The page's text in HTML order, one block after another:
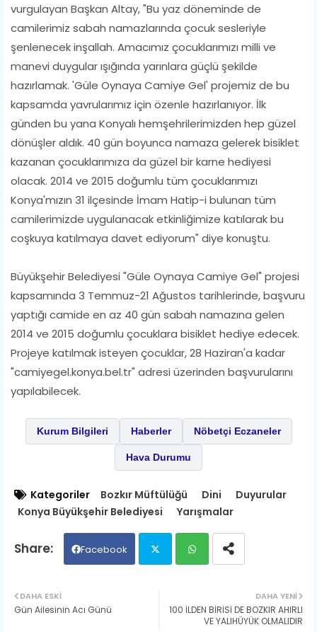
vurgulayan Başkan Altay, "Bu yaz döneminde de
camilerimiz sabah namazlarında çocuk sesleriyle
şenlenecek inşallah. Amacımız çocuklarımızı milli ve
manevi duygular ışığında yarınlara güçlü şekilde
hazırlamak. 'Güle Oynaya Camiye Gel' projemiz de bu
kapsamda yavrularımız için özenle hazırlanıyor. İlk
günden bu yana Konyalı hemşehrilerimizden hep güzel
dönüşler aldık. 40 gün boyunca namaza gelerek bisiklet
kazanan çocuklarımıza da güzel bir karne hediyesi
olacak. 2014 ve 2015 doğumlu tüm çocuklarımızı
Konya'mızın 31 ilçesinde İmam Hatip-i bulunan tüm
camilerimizde uygulanacak etkinliğimize katılarak bu
coşkuya katılmaya davet ediyorum" diye konuştu.
Büyükşehir Belediyesi "Güle Oynaya Camiye Gel" projesi
kapsamında 3 Temmuz-21 Ağustos tarihlerinde, başvuru
yaptığı camide en az 40 gün sabah namazına gelen
2014 ve 2015 doğumlu çocuklara bisiklet hediye edecek.
Projeye katılmak isteyen çocuklar, 28 Haziran'a kadar
"camiyegel.konya.bel.tr" adresi üzerinden başvurularını
yapılabilecek.
Kurum Bilgileri Haberler Nöbetçi Eczaneler
Hava Durumu
Kategoriler Bozkır Müftülüğü Dini
Duyurular
Konya Büyükşehir Belediyesi
Yarışmalar
Facebook
ats
DAHA YENI
100 İLDEN BİRİSİ DE BOZKIR AHIRLI
VE YALIHÜYÜK OLMALIDIR
DAHA ESKI
Gün Ailesinin Acı Günü